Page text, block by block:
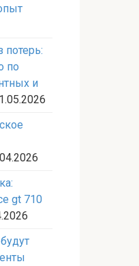
потерь:
по
и
gt 710